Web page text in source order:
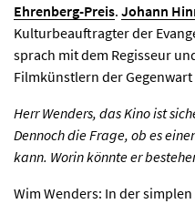
Ehrenberg-Preis. Johann
Kulturbeauftragter der
sprach mit dem Regisseur
Filmkünstlern der Gegenwart
Herr Wenders, das Kino ist
Dennoch die Frage, ob es
kann. Worin könnte er
Wim Wenders: In der